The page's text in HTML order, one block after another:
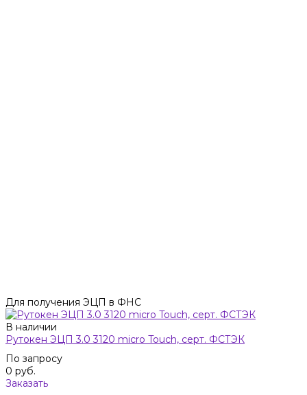
Для получения ЭЦП в ФНС
В наличии
Рутокен ЭЦП 3.0 3120 micro Touch, серт. ФСТЭК
По запросу
0 руб.
Заказать